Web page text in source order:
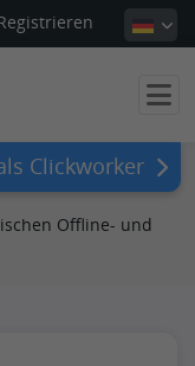
Clickworker
Offline- und